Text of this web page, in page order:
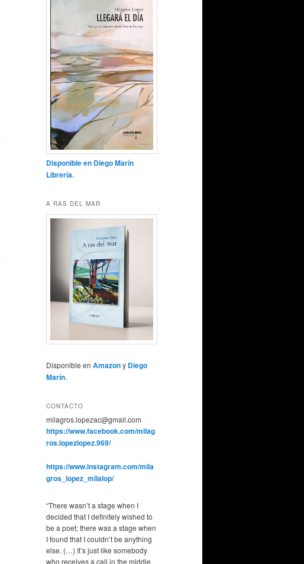
Disponible en Diego Marín
Librería.
A RAS DEL MAR
Disponible en Amazony Diego
Marín.
CONTACTO
milagros.lopezac@gmail.com
https://www.facebook.com/milag
ros.lopezlopez.969/
https://www.instagram.com/mila
gros_lopez_milalop/
“There wasn’t a stage when I
decided that I definitely wished to
be a poet; there was a stage when
I found that I couldn’t be anything
else. (…) It’s just like somebody
who receives a call in the middle